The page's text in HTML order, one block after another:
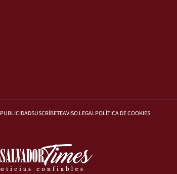
PUBLICIDADSUSCRÍBETEAVISO LEGALPOLÍTICA DE COOKIES